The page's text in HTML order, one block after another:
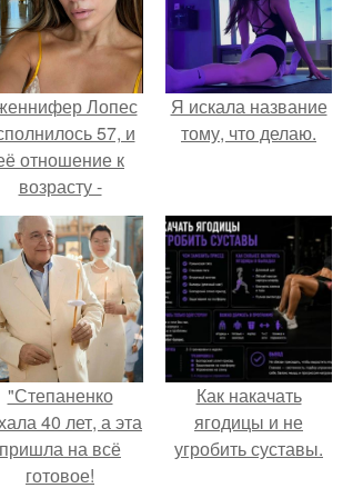
Лопес
57, и
отношение к
возрасту -
настоящий
манифест
"не
что я
выгляжу
для 57.
Я искала название
тому, что делаю.
"Степаненко
40 лет, а эта
пришла на всё
готовое!
Как накачать
ягодицы и не
угробить суставы.